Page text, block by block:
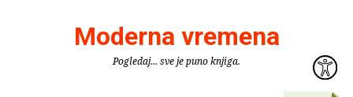
Moderna vremena
Pogledaj... sve je puno knjiga.